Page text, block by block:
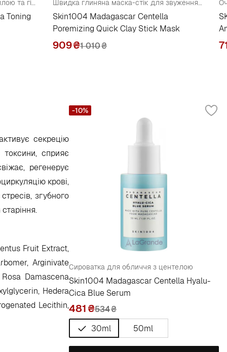
Зволожувальний тонер із центеллою та гіалуроновою кислотою ( пробник )
Toning
Швидка глиняна маска-стік для звуження пор
Skin1004 Madagascar Centella
Poremizing Quick Clay Stick Mask
909₴1 010₴
секрецію
сприяє
регенерує
крові,
згубного
Fruit Extract,
Arginivate
Damascena
Hedera
Lecithin,
Сироватка для обличчя з центелою
Skin1004 Madagascar Centella Hyalu-
Cica Blue Serum
481 534₴
30ml
50ml
-10%